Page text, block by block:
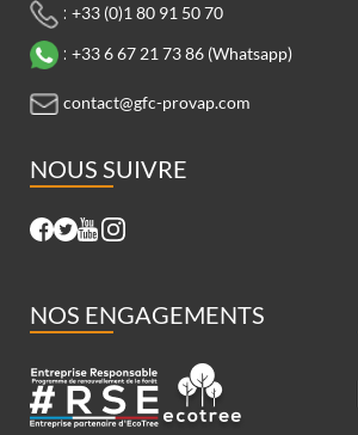
: +33 (0)1 80 91 50 70
: +33 6 67 21 73 86 (Whatsapp)
contact@gfc-provap.com
NOUS SUIVRE
NOS ENGAGEMENTS